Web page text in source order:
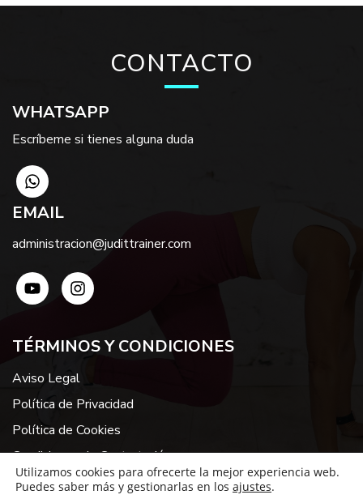
CONTACTO
WHATSAPP
Escríbeme si tienes alguna duda
EMAIL
administracion@judittrainer.com
TÉRMINOS Y CONDICIONES
Aviso Legal
Política de Privacidad
Política de Cookies
Condiciones de Contratación
Utilizamos cookies para ofrecerte la mejor experiencia web.
Puedes saber más y gestionarlas en los ajustes.